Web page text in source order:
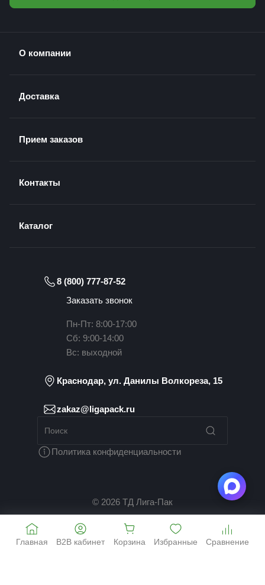
О компании
Доставка
Прием заказов
Контакты
Каталог
8 (800) 777-87-52
Заказать звонок
Пн-Пт: 8:00-17:00
Сб: 9:00-14:00
Вс: выходной
Краснодар, ул. Данилы Волкореза, 15
zakaz@ligapack.ru
Политика конфиденциальности
© 2026 ТД Лига-Пак
Главная B2B кабинет Корзина Избранные Сравнение